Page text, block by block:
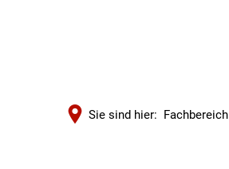
Sie sind hier: